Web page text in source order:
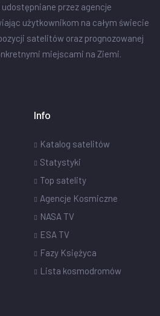
przez agencje
użytkownikom na całym świecie
satelitów oraz prognozowanej
miejscami na Ziemi.
Info
Katalog satelitów
Statystyki
Top satelity
Agencje Kosmiczne
NASA TV
ESA TV
Fazy Księżyca
Lista kosmodromów